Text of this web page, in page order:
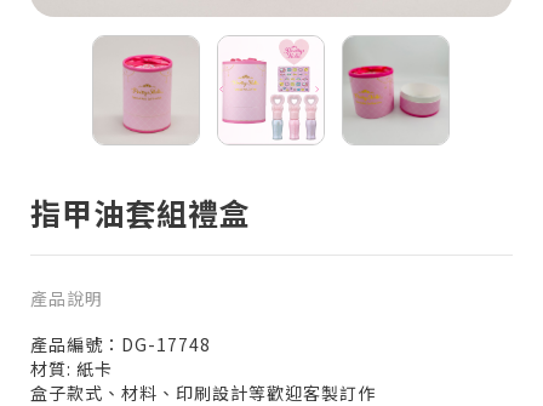
指甲油套組禮盒
產品說明
產品編號：DG-17748
材質: 紙卡
盒子款式、材料、印刷設計等歡迎客製訂作